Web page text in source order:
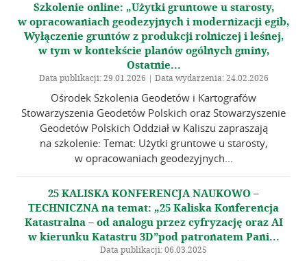
Zarząd Główny
Linki
Kontakt
Szkolenie online: „Użytki gruntowe u starosty,
w opracowaniach geodezyjnych i modernizacji egib,
Wyłączenie gruntów z produkcji rolniczej i leśnej,
w tym w kontekście planów ogólnych gminy,
Ostatnie...
Data publikacji: 29.01.2026 | Data wydarzenia: 24.02.2026
Ośrodek Szkolenia Geodetów i Kartografów
Stowarzyszenia Geodetów Polskich oraz Stowarzyszenie
Geodetów Polskich Oddział w Kaliszu zapraszają
na szkolenie: Temat: Użytki gruntowe u starosty,
w opracowaniach geodezyjnych...
25 KALISKA KONFERENCJA NAUKOWO –
TECHNICZNA na temat: „25 Kaliska Konferencja
Katastralna – od analogu przez cyfryzację oraz AI
w kierunku Katastru 3D”pod patronatem Pani...
Data publikacji: 06.03.2025